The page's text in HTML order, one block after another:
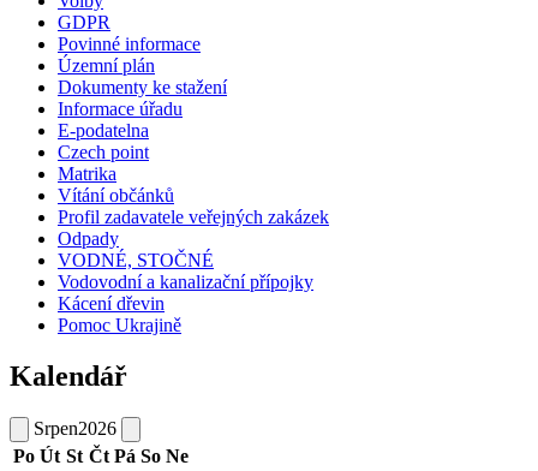
GDPR
Povinné informace
Územní plán
Dokumenty ke stažení
Informace úřadu
E-podatelna
Czech point
Matrika
Vítání občánků
Profil zadavatele veřejných zakázek
Odpady
VODNÉ, STOČNÉ
Vodovodní a kanalizační přípojky
Kácení dřevin
Pomoc Ukrajině
Kalendář
Srpen2026
Po Út St Čt Pá So Ne